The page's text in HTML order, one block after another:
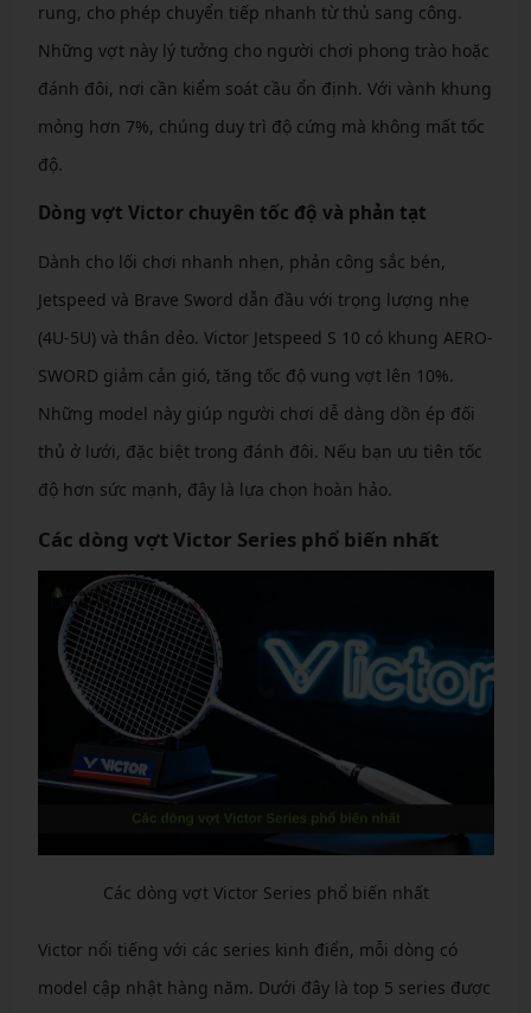
rung, cho phép chuyển tiếp nhanh từ thủ sang công.
Những vợt này lý tưởng cho người chơi phong trào hoặc
đánh đôi, nơi cần kiểm soát cầu ổn định. Với vành khung
mỏng hơn 7%, chúng duy trì độ cứng mà không mất tốc
độ.
Dòng vợt Victor chuyên tốc độ và phản tạt
Dành cho lối chơi nhanh nhẹn, phản công sắc bén,
Jetspeed và Brave Sword dẫn đầu với trọng lượng nhẹ
(4U-5U) và thân dẻo. Victor Jetspeed S 10 có khung AERO-
SWORD giảm cản gió, tăng tốc độ vung vợt lên 10%.
Những model này giúp người chơi dễ dàng dồn ép đối
thủ ở lưới, đặc biệt trong đánh đôi. Nếu bạn ưu tiên tốc
độ hơn sức mạnh, đây là lựa chọn hoàn hảo.
Các dòng vợt Victor Series phổ biến nhất
Các dòng vợt Victor Series phổ biến nhất
Victor nổi tiếng với các series kinh điển, mỗi dòng có
model cập nhật hàng năm. Dưới đây là top 5 series được